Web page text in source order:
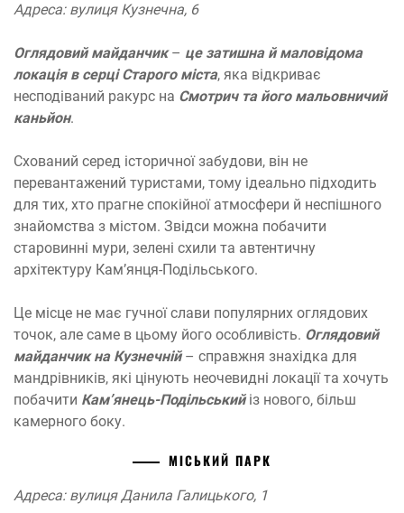
Адреса: вулиця Кузнечна, 6
Оглядовий майданчик– це затишна й маловідома
локація в серці Старого міста, яка відкриває
несподіваний ракурс на Смотрич та його мальовничий
каньйон.
Схований серед історичної забудови, він не
перевантажений туристами, тому ідеально підходить
для тих, хто прагне спокійної атмосфери й неспішного
знайомства з містом. Звідси можна побачити
старовинні мури, зелені схили та автентичну
архітектуру Кам’янця-Подільського.
Це місце не має гучної слави популярних оглядових
точок, але саме в цьому його особливість. Оглядовий
майданчик на Кузнечній– справжня знахідка для
мандрівників, які цінують неочевидні локації та хочуть
побачити Кам’янець-Подільськийіз нового, більш
камерного боку.
МІСЬКИЙ ПАРК
Адреса: вулиця Данила Галицького, 1